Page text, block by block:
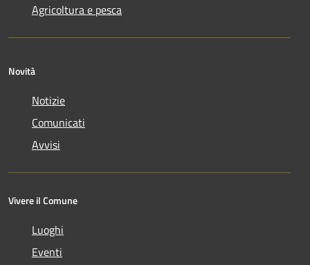
Agricoltura e pesca
Novità
Notizie
Comunicati
Avvisi
Vivere il Comune
Luoghi
Eventi